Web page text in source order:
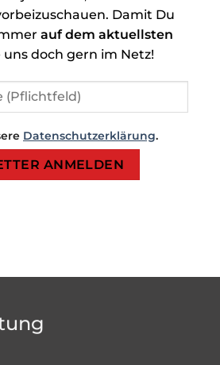
Damit Du
auf dem aktuellsten
uns doch gern im Netz!
Datenschutzerklärung.
leer.
leer.